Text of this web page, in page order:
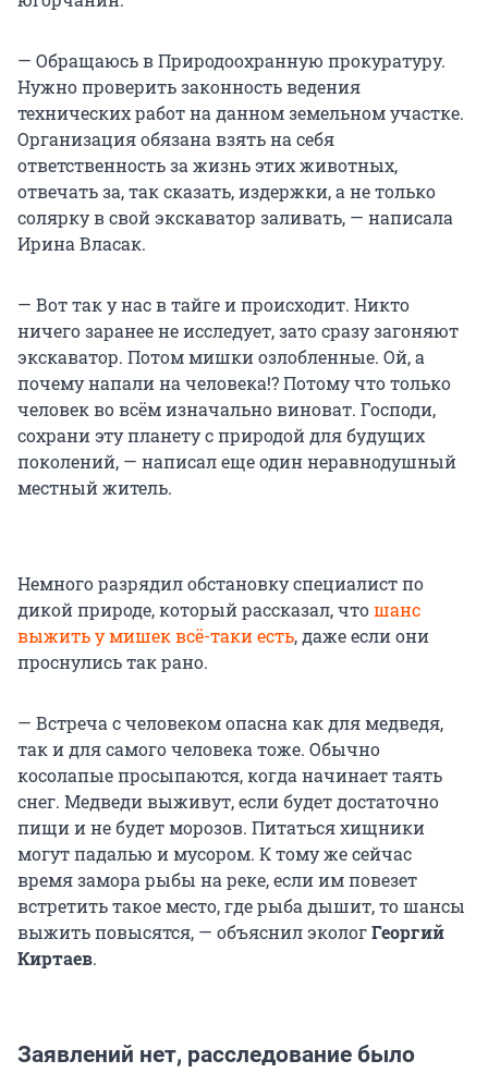
— Обращаюсь в Природоохранную прокуратуру.
Нужно проверить законность ведения
технических работ на данном земельном участке.
Организация обязана взять на себя
ответственность за жизнь этих животных,
отвечать за, так сказать, издержки, а не только
солярку в свой экскаватор заливать, — написала
Ирина Власак.
— Вот так у нас в тайге и происходит. Никто
ничего заранее не исследует, зато сразу загоняют
экскаватор. Потом мишки озлобленные. Ой, а
почему напали на человека!? Потому что только
человек во всём изначально виноват. Господи,
сохрани эту планету с природой для будущих
поколений, — написал еще один неравнодушный
местный житель.
Немного разрядил обстановку специалист по
дикой природе, который рассказал, чтошанс
выжить у мишек всё-таки есть, даже если они
проснулись так рано.
— Встреча с человеком опасна как для медведя,
так и для самого человека тоже. Обычно
косолапые просыпаются, когда начинает таять
снег. Медведи выживут, если будет достаточно
пищи и не будет морозов. Питаться хищники
могут падалью и мусором. К тому же сейчас
время замора рыбы на реке, если им повезет
встретить такое место, где рыба дышит, то шансы
выжить повысятся, — объяснил экологГеоргий
Киртаев.
Заявлений нет, расследование было